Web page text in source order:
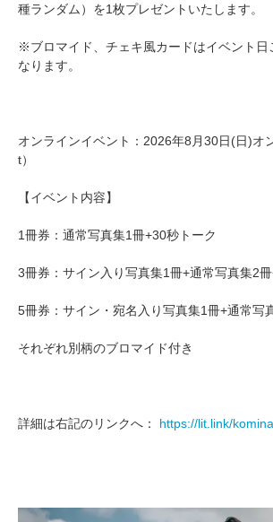
種ランダム）を1枚プレゼントいたします。
※ブロマイド、チェキ風カードはイベント日
なります。
オンラインイベント：2026年8月30日(日)オ
t）
【イベント内容】
1冊券：通常写真集1冊+30秒トーク
3冊券：サイン入り写真集1冊+通常写真集2
5冊券：サイン・宛名入り写真集1冊+通常写
それぞれ別柄のブロマイド付き
詳細は右記のリンクへ： https://lit.link/